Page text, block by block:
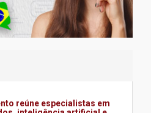
reúne especialistas em